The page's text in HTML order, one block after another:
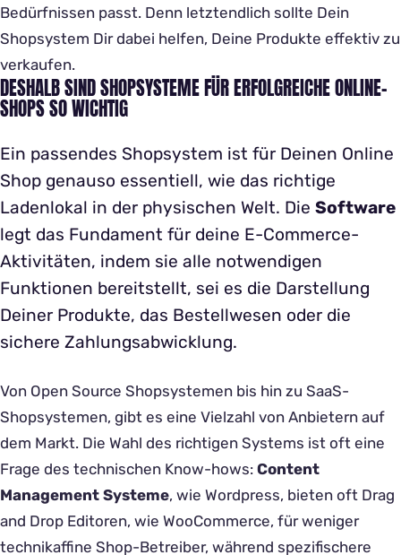
Bedürfnissen passt. Denn letztendlich sollte Dein
Shopsystem Dir dabei helfen, Deine Produkte effektiv zu
verkaufen.
DESHALB SIND SHOPSYSTEME FÜR ERFOLGREICHE ONLINE-
SHOPS SO WICHTIG
Ein passendes Shopsystem ist für Deinen Online
Shop genauso essentiell, wie das richtige
Ladenlokal in der physischen Welt. Die Software
legt das Fundament für deine E-Commerce-
Aktivitäten, indem sie alle notwendigen
Funktionen bereitstellt, sei es die Darstellung
Deiner Produkte, das Bestellwesen oder die
sichere Zahlungsabwicklung.
Von Open Source Shopsystemen bis hin zu SaaS-
Shopsystemen, gibt es eine Vielzahl von Anbietern auf
dem Markt. Die Wahl des richtigen Systems ist oft eine
Frage des technischen Know-hows: Content
Management Systeme, wie Wordpress, bieten oft Drag
and Drop Editoren, wie WooCommerce, für weniger
technikaffine Shop-Betreiber, während spezifischere